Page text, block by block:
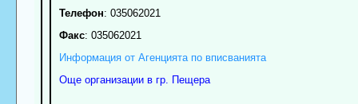
Телефон: 035062021
Факс: 035062021
Информация от Агенцията по вписванията
Още организации в гр. Пещера